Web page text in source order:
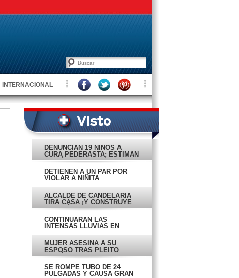
INTERNACIONAL
DENUNCIAN 19 NIÑOS A
CURA PEDERASTA; ESTIMAN
VIOLÓ A 100
DETIENEN A UN PAR POR
VIOLAR A NIÑITA
ALCALDE DE CANDELARIA
TIRA CASA ¡Y CONSTRUYE
MANSIÓN!
CONTINUARÁN LAS
INTENSAS LLUVIAS EN
MUJER ASESINA A SU
ESPOSO TRAS PLEITO
DOMÉSTICO
SE ROMPE TUBO DE 24
PULGADAS Y CAUSA GRAN